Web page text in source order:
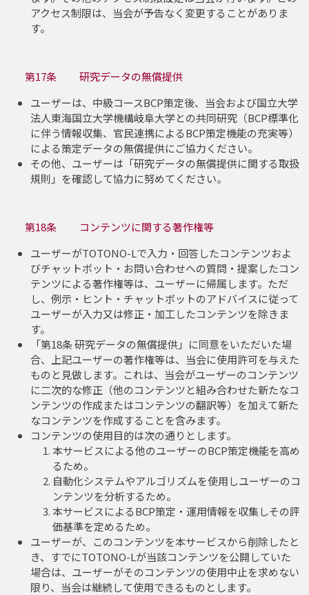
アクセス制限は、当会が予告なく変更することがありま
す。
第17条 研究データの無償提供
ユーザーは、中級コースBCP策定後、当会および国立大学
法人東海国立大学機構岐阜大学との共同研究（BCP標準化
に伴う情報収集、官民連携によるBCP策定機能の充実等）
による策定データの無償提供にご協力ください。
その他、ユーザーは「研究データの無償提供に関する取扱
規則」を確認して協力に努めてください。
第18条 コンテンツに関する著作権等
ユーザーがTOTONO-Lで入力・回答したコンテンツおよ
びチャットボット・お問い合わせへの質問・提案したコン
テンツによる著作権等は、ユーザーに帰属します。ただ
し、例示・ヒント・チャットボットのアドバイスに従って
ユーザーが入力又は修正・加工したコンテンツを除きま
す。
「第18条 研究データの無償提供」に同意をいただいた場
合、上記ユーザーの著作権等は、当会に使用許可を与えた
ものと見做します。これは、当会がユーザーのコンテンツ
に二次的な修正（他のコンテンツと組み合わせた新たなコ
ンテンツの作成またはコンテンツの翻訳等）を加えて新た
なコンテンツを作成することを含みます。
コンテンツの使用目的は次の通りとします。
本サービスによる他のユーザーのBCP策定機能を高め
るため。
自動化システムやアルゴリズムを使用しユーザーのコ
ンテンツを分析するため。
本サービスによるBCP策定・運用情報を収集しその評
価基準を定めるため。
ユーザーが、このコンテンツを本サービスから削除したと
き、すでにTOTONO-Lが当該コンテンツを公開していた
場合は、ユーザーがそのコンテンツの使用中止を求めない
限り、当会は継続して使用できるものとします。